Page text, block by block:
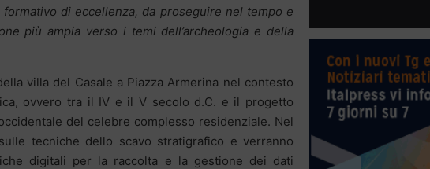
di eccellenza, da proseguire nel tempo e
più ampia verso i temi dell’archeologia e della
villa del Casale a Piazza Armerina nel contesto
ovvero tra il IV e il V secolo d.C. e il progetto
del celebre complesso residenziale. Nel
tecniche dello scavo stratigrafico e verranno
digitali per la raccolta e la gestione dei dati